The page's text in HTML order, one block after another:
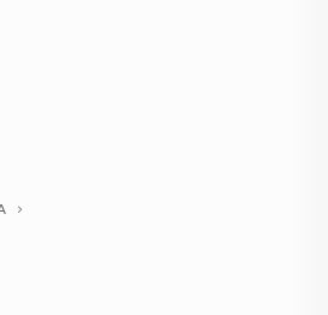
funcional?
funcional se define como la